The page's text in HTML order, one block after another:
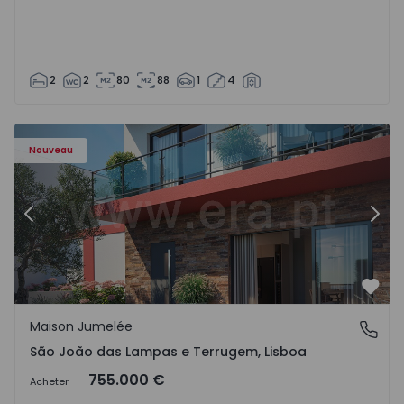
2 2 80 88 1 4
Nouveau
Précédent
São João das Lampas e Terrugem, Lisboa
Maison Jumelée
São João das Lampas e Terrugem, Lisboa
Acheter 755.000 €